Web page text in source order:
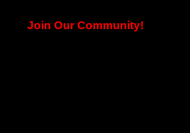
Join Our Community!